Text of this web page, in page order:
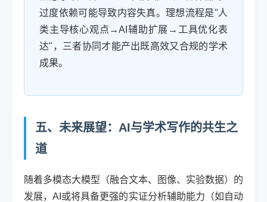
过度依赖可能导致内容失真。理想流程是"人
类主导核心观点→AI辅助扩展→工具优化表
达"，三者协同才能产出既高效又合规的学术
成果。
五、未来展望：AI与学术写作的共生之
道
随着多模态大模型（融合文本、图像、实验数据）的
发展，AI或将具备更强的实证分析辅助能力（如自动